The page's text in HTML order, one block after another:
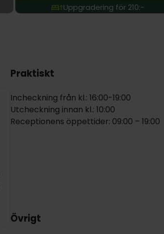
Uppgradering för 210:-
Praktiskt
Incheckning från kl.: 16:00-19:00
Utcheckning innan kl.: 10:00
Receptionens öppettider: 09:00 – 19:00
Övrigt